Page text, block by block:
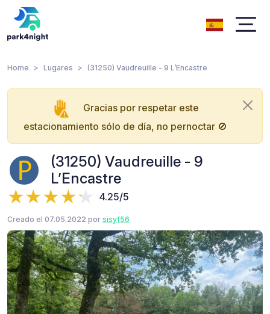
Home Lugares (31250) Vaudreuille - 9 L’Encastre
Gracias por respetar este
estacionamiento sólo de día, no pernoctar 🚫
(31250) Vaudreuille - 9
L’Encastre
4.25/5
Creado el 07.05.2022 por sisyf56